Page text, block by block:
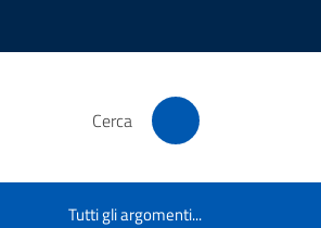
Cerca
Tutti gli argomenti...